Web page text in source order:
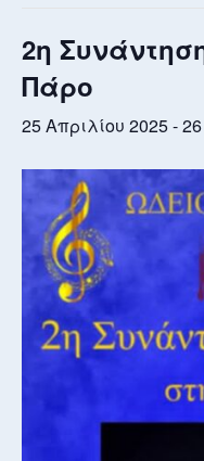
2η
Πάρο
25 Απριλίου 2025-